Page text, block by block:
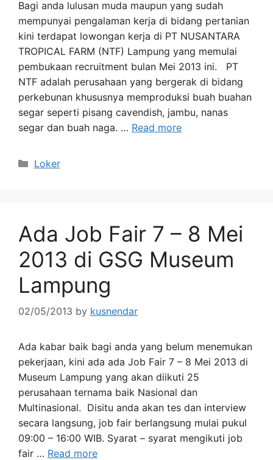
Bagi anda lulusan muda maupun yang sudah
mempunyai pengalaman kerja di bidang pertanian
kini terdapat lowongan kerja di PT NUSANTARA
TROPICAL FARM (NTF) Lampung yang memulai
pembukaan recruitment bulan Mei 2013 ini. PT
NTF adalah perusahaan yang bergerak di bidang
perkebunan khususnya memproduksi buah buahan
segar seperti pisang cavendish, jambu, nanas
segar dan buah naga. … Read more
Categories
Loker
Ada Job Fair 7 – 8 Mei
2013 di GSG Museum
Lampung
02/05/2013 by kusnendar
Ada kabar baik bagi anda yang belum menemukan
pekerjaan, kini ada ada Job Fair 7 – 8 Mei 2013 di
Museum Lampung yang akan diikuti 25
perusahaan ternama baik Nasional dan
Multinasional. Disitu anda akan tes dan interview
secara langsung, job fair berlangsung mulai pukul
09:00 – 16:00 WIB. Syarat – syarat mengikuti job
fair … Read more